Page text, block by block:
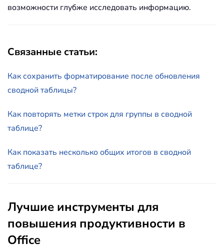
возможности глубже исследовать информацию.
Связанные статьи:
Как сохранить форматирование после обновления
сводной таблицы?
Как повторять метки строк для группы в сводной
таблице?
Как показать несколько общих итогов в сводной
таблице?
Лучшие инструменты для
повышения продуктивности в
Office